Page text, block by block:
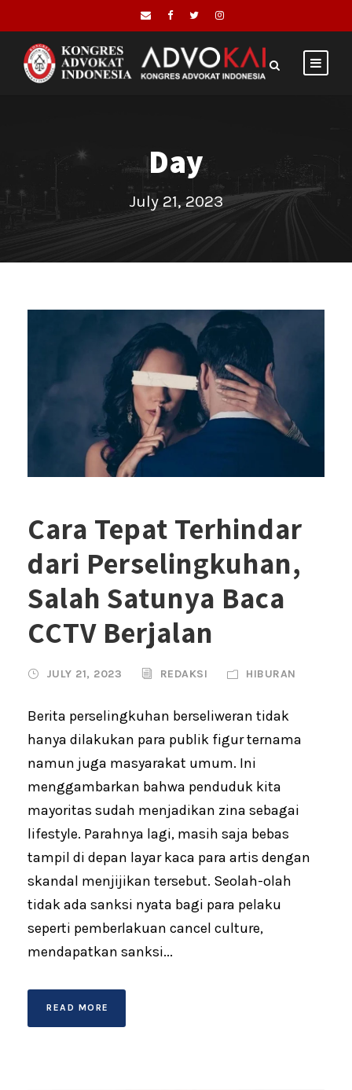
Day
July 21, 2023
Cara Tepat Terhindar
dari Perselingkuhan,
Salah Satunya Baca
CCTV Berjalan
JULY 21, 2023 REDAKSI HIBURAN
Berita perselingkuhan berseliweran tidak
hanya dilakukan para publik figur ternama
namun juga masyarakat umum. Ini
menggambarkan bahwa penduduk kita
mayoritas sudah menjadikan zina sebagai
lifestyle. Parahnya lagi, masih saja bebas
tampil di depan layar kaca para artis dengan
skandal menjijikan tersebut. Seolah-olah
tidak ada sanksi nyata bagi para pelaku
seperti pemberlakuan cancel culture,
mendapatkan sanksi...
READ MORE